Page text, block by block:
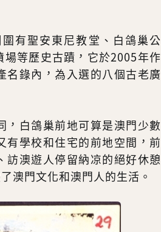
有聖安東尼教堂、白鴿巢公
場等歷史古蹟，它於2005年作
名錄內，為入選的八個古老廣
，白鴿巢前地可算是澳門少數
有學校和住宅的前地空間，前
訪澳遊人停留納凉的絕好休憩
澳門文化和澳門人的生活。